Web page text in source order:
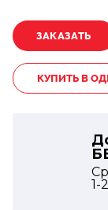
КУПИТЬ В
1-2